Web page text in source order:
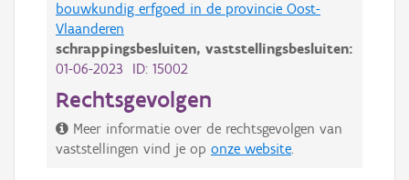
bouwkundig erfgoed in de provincie Oost-
Vlaanderen
schrappingsbesluiten, vaststellingsbesluiten:
01-06-2023 ID: 15002
Rechtsgevolgen
Meer informatie over de rechtsgevolgen van
vaststellingen vind je op onze website